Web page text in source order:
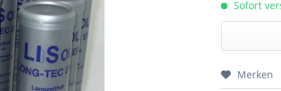
Sofort
Preis
Merken